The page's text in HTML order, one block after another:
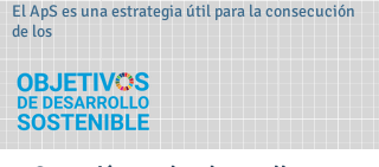
El ApS es una estrategia útil para la consecución
de los